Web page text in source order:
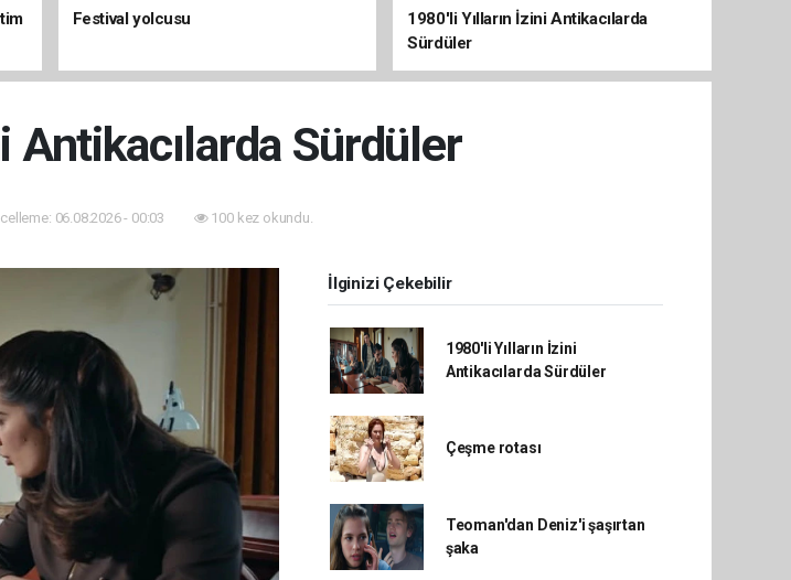
Festival yolcusu
1980'li Yılların İzini Antikacılarda
Sürdüler
Antikacılarda Sürdüler
06.08.2026 - 00:03 100 kez okundu.
İlginizi Çekebilir
1980'li Yılların İzini
Antikacılarda Sürdüler
Çeşme rotası
Teoman'dan Deniz'i şaşırtan
şaka